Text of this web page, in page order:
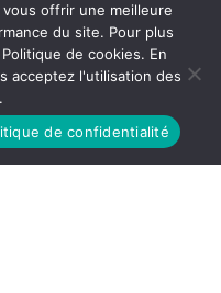
offrir une meilleure
du site. Pour plus
de cookies. En
acceptez l'utilisation des
de confidentialité